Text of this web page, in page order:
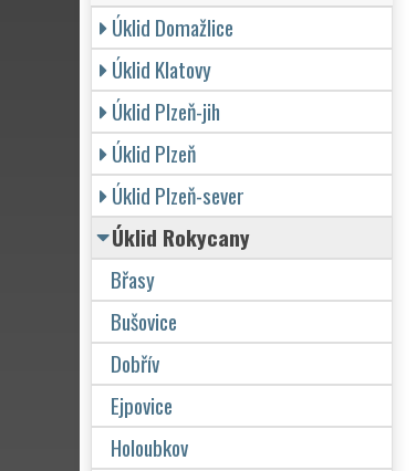
Úklid Domažlice
Úklid Klatovy
Úklid Plzeň-jih
Úklid Plzeň
Úklid Plzeň-sever
Úklid Rokycany
Břasy
Bušovice
Dobřív
Ejpovice
Holoubkov